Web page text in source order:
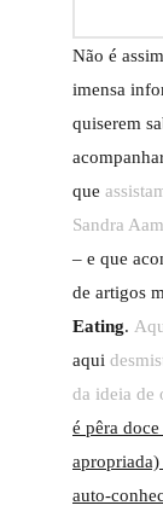
Não é
imensa
quiserem
que
Sandra
– e que
de artigos
Eating.
aqui
da ideia de
é pêra
apropriada)
auto-